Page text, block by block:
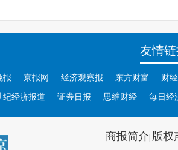
友情
报 京报网 经济观察报 东方财富 财
纪经济报道 证券日报 思维财经 每日经
商报简介| 版权